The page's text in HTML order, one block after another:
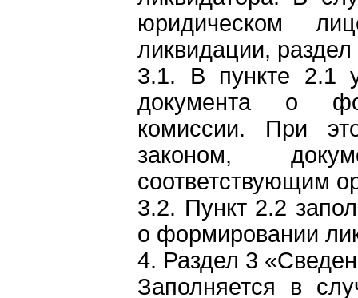
юридическом
ликвидации,
3.1. В пункте 2.1
документа о
комиссии. При
законом,
соответствующим
3.2. Пункт 2.2
о формировании
4. Раздел 3
Заполняется в